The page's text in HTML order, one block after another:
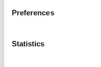
Preferences
Statistics
(Pre-) Master of
Startdatum:
15 januari 2027